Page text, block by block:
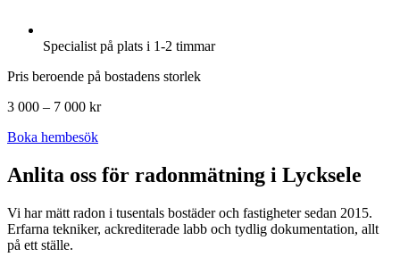
Specialist på plats i 1-2 timmar
Pris beroende på bostadens storlek
3 000 – 7 000 kr
Boka hembesök
Anlita oss för radonmätning i Lycksele
Vi har mätt radon i tusentals bostäder och fastigheter sedan 2015.
Erfarna tekniker, ackrediterade labb och tydlig dokumentation, allt
på ett ställe.